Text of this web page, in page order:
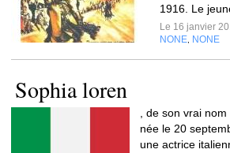
1916. Le
Le 16 janvier
NONE NONE
Sophia loren
, de son vrai
née le 20
une actrice